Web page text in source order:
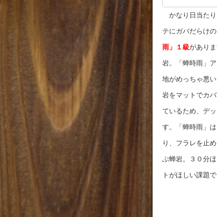
かなり日当たり
テにガバだらけ
雨」１級があり
岩。「蝉時雨」
地がめっちゃ悪
岩をマットでカ
ているため、デ
す。「蝉時雨」
り、フラレを止
ぶ蝉岩。３０分
トがほしい課題